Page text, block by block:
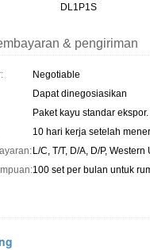
DL1P1S
& pengiriman
Negotiable
Dapat dinegosiasikan
Paket kayu standar ekspor.
10 hari kerja setelah
L/C, T/T, D/A, D/P, Western
100 set per bulan untuk